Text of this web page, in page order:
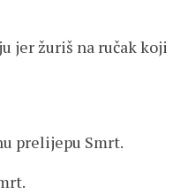
jer žuriš na ručak koji
prelijepu Smrt.